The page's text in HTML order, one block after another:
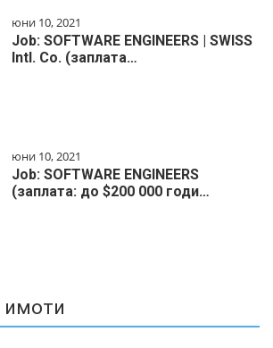
юни 10, 2021
Job: SOFTWARE ENGINEERS | SWISS
Intl. Co. (заплата…
юни 10, 2021
Job: SOFTWARE ENGINEERS
(заплата: до $200 000 годи…